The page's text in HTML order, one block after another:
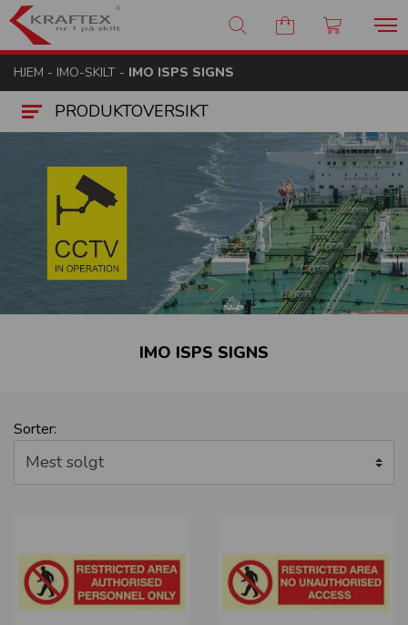
Kraftex - nr 1 på skilt
HJEM - IMO-SKILT - IMO ISPS SIGNS
PRODUKTOVERSIKT
IMO ISPS SIGNS
Sorter: